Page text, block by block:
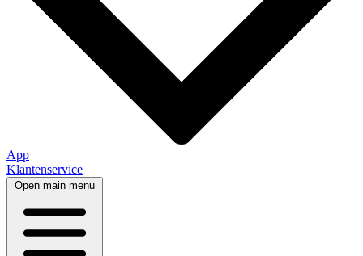
App
Klantenservice
Open main menu